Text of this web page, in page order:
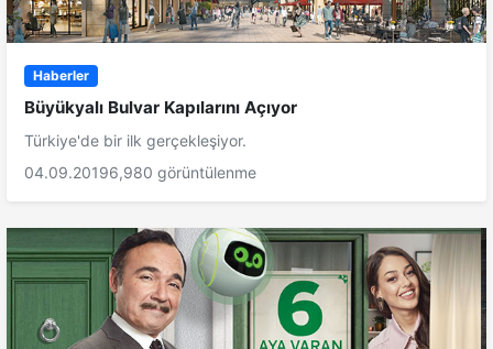
Haberler
Büyükyalı Bulvar Kapılarını Açıyor
Türkiye'de bir ilk gerçekleşiyor.
04.09.20196,980 görüntülenme